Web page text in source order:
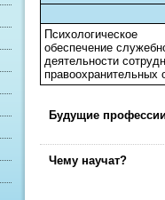
Психологическое
обеспечение
деятельности
правоохранительных
Будущие
Чему научат?